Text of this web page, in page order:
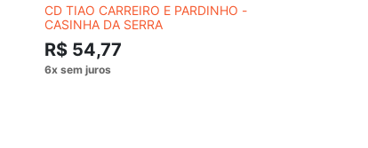
CD TIAO CARREIRO E PARDINHO -
CASINHA DA SERRA
R$ 54,77